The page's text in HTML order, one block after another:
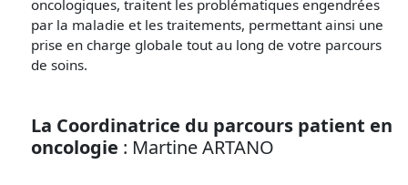
oncologiques, traitent les problématiques engendrées
par la maladie et les traitements, permettant ainsi une
prise en charge globale tout au long de votre parcours
de soins.
La Coordinatrice du parcours patient en
oncologie : Martine ARTANO